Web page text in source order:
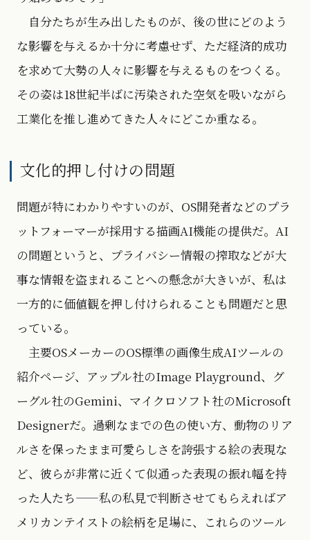
自分たちが生み出したものが、後の世にどのよう
な影響を与えるか十分に考慮せず、ただ経済的成功
を求めて大勢の人々に影響を与えるものをつくる。
その姿は18世紀半ばに汚染された空気を吸いながら
工業化を推し進めてきた人々にどこか重なる。
文化的押し付けの問題
問題が特にわかりやすいのが、OS開発者などのプラ
ットフォーマーが採用する描画AI機能の提供だ。AI
の問題というと、プライバシー情報の搾取などが大
事な情報を盗まれることへの懸念が大きいが、私は
一方的に価値観を押し付けられることも問題だと思
っている。
主要OSメーカーのOS標準の画像生成AIツールの
紹介ページ、アップル社のImage Playground、グ
ーグル社のGemini、マイクロソフト社のMicrosoft
Designerだ。過剰なまでの色の使い方、動物のリア
ルさを保ったまま可愛らしさを誇張する絵の表現な
ど、彼らが非常に近くて似通った表現の振れ幅を持
った人たち——私の私見で判断させてもらえればア
メリカンテイストの絵柄を足場に、これらのツール